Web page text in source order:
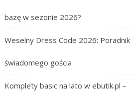
bazę w sezonie 2026?
Weselny Dress Code 2026: Poradnik
świadomego gościa
Komplety basic na lato w ebutik.pl –